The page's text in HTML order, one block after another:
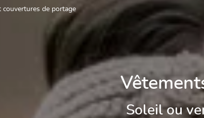
couvertures de portage
Soleil ou